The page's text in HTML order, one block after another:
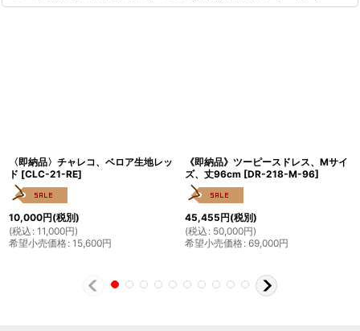
〈即納品〉チャレコ、ベロア生地レッ
ド [CLC-21-RE]
10,000円(税別)
(税込 : 11,000円)
希望小売価格: 15,600円
《即納品》ツーピースドレス、Mサイ
ズ、丈96cm [DR-218-M-96]
45,455円(税別)
(税込 : 50,000円)
希望小売価格: 69,000円